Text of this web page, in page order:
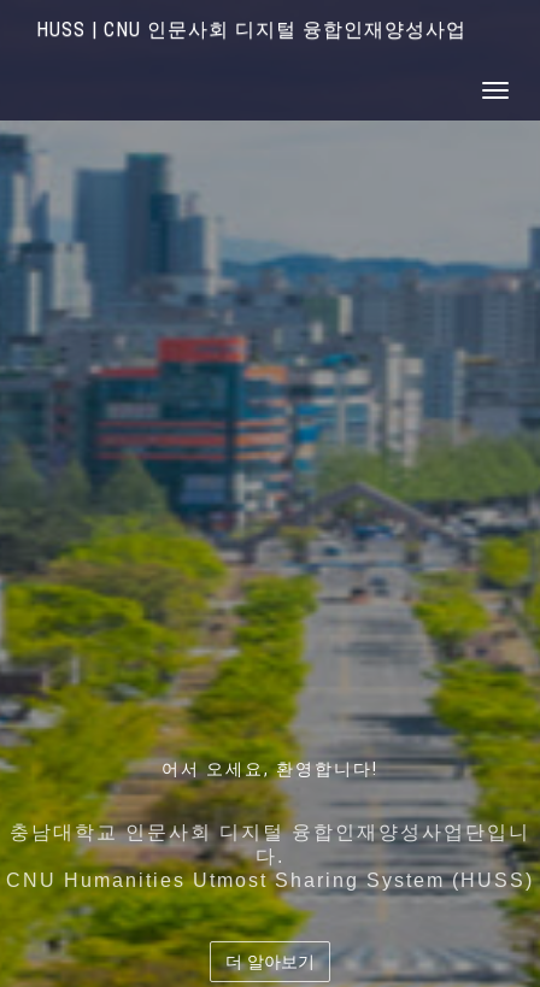
HUSS | CNU 인문사회 디지털 융합인재양성사업
어서 오세요, 환영합니다!
충남대학교 인문사회 디지털 융합인재양성사업단입니
다.
CNU Humanities Utmost Sharing System (HUSS)
더 알아보기
언어와 커뮤니케이션, 뇌 · 인지과학 그리고 빅데이터 인
공지능을 아우르는 융합인재의 양성
충남대학교 인문사회 디지털 융합인재양성사업단
더 알아보기
디지털 시대 인간과 기술에 대한 통찰력을 바탕으로
공존 · 공공 · 공유의 가치를 지향하는 디지털 시대의 창
도
더 알아보기
인간과 기술에 대한 근본적인 이해를 바탕으로 디지털
기술을 활용하고
디지털 기술을 기반으로 사회문제 해결을 역량을 갖춘
융합인재양성
더 알아보기
지역사회의 특성과 특화산업 , 각 대학의 강점을 고도화
시킨 5개 대학이 컨소시엄을 구성하여
교육 과정의 유기적 결합 및 협력과 공유체계 확립
더 알아보기